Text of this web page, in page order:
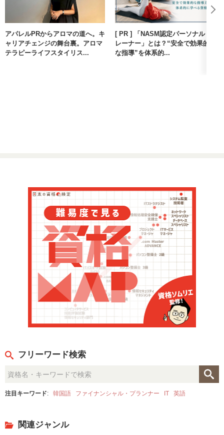
アパレルPRからアロマの道へ。キ
ャリアチェンジの舞台裏。アロマ
テラピーライフスタイリス...
[ PR ] 「NASM認定パーソナルト
レーナー」とは？“安全で効果的
な指導”を体系的...
フリーワード検索
注目キーワード: 韓国語 ファイナンシャル・プランナー IT 英語
関連ジャンル